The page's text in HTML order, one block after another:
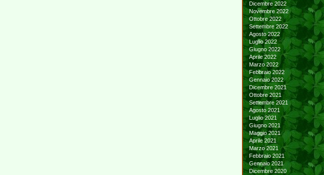
Dicembre 2022
Novembre 2022
Ottobre 2022
Settembre 2022
Agosto 2022
Luglio 2022
Giugno 2022
Aprile 2022
Marzo 2022
Febbraio 2022
Gennaio 2022
Dicembre 2021
Ottobre 2021
Settembre 2021
Agosto 2021
Luglio 2021
Giugno 2021
Maggio 2021
Aprile 2021
Marzo 2021
Febbraio 2021
Gennaio 2021
Dicembre 2020